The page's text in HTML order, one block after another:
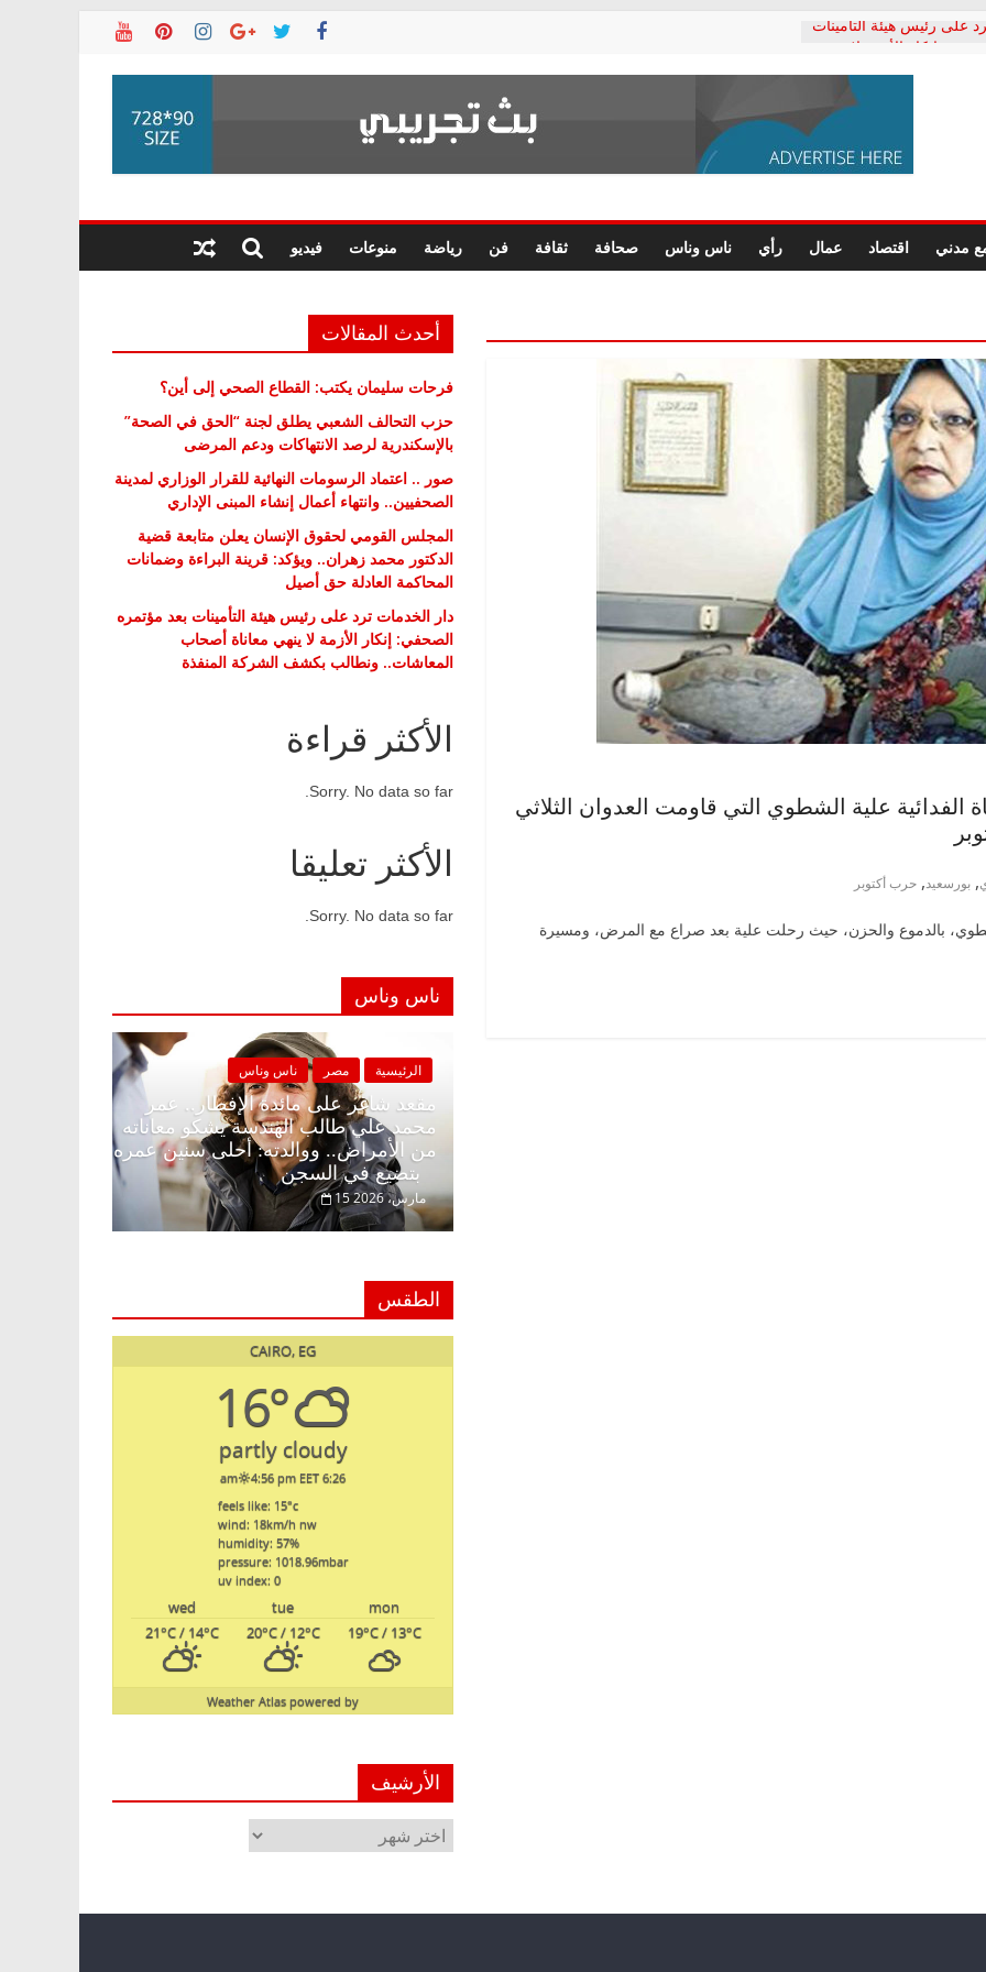
على رئيس هيئة التأمينات
المعاشات.. ونطالب بكشف
يكتب: القطاع الصحي إلى
الشعبي يطلق لجنة “الحق
النهائية للقرار
الصحفيين.. وانتهاء أعمال
المحاكمة العادلة
مدني اقتصاد عمال رأي ناس وناس صحافة ثقافة فن رياضة منوعات فيديو
علية الشطوي التي قاومت العدوان الثلاثي
, بورسعيد, حرب أكتوبر
بالدموع والحزن، حيث رحلت علية بعد صراع مع المرض، ومسيرة
أحدث المقالات
فرحات سليمان يكتب: القطاع الصحي إلى أين؟
حزب التحالف الشعبي يطلق لجنة “الحق في الصحة”
بالإسكندرية لرصد الانتهاكات ودعم المرضى
صور .. اعتماد الرسومات النهائية للقرار الوزاري لمدينة
الصحفيين.. وانتهاء أعمال إنشاء المبنى الإداري
المجلس القومي لحقوق الإنسان يعلن متابعة قضية
الدكتور محمد زهران.. ويؤكد: قرينة البراءة وضمانات
المحاكمة العادلة حق أصيل
دار الخدمات ترد على رئيس هيئة التأمينات بعد مؤتمره
الصحفي: إنكار الأزمة لا ينهي معاناة أصحاب
المعاشات.. ونطالب بكشف الشركة المنفذة
الأكثر قراءة
Sorry. No data so far.
الأكثر تعليقا
Sorry. No data so far.
ناس وناس
الرئيسية مصر ناس وناس
مقعد شاغر على مائدة الإفطار.. عمر
محمد علي طالب الهندسة يشكو معاناته
من الأمراض.. ووالدته: أحلى سنين عمره
بتضيع في السجن
15 مارس، 2026
الطقس
CAIRO, EG
16°
partly cloudy
6:26 am
4:56 pm EET
feels like: 15°c
wind: 18km/h nw
humidity: 57%
pressure: 1018.96mbar
uv index: 0
mon
tue
wed
19°C/ 13°C
20°C/ 12°C
21°C/ 14°C
powered by
Weather Atlas
الأرشيف
الأرشيف